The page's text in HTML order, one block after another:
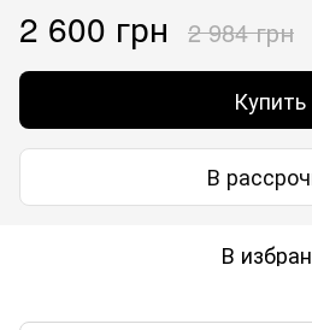
2 600 грн 2 984 грн
Купить
В
В